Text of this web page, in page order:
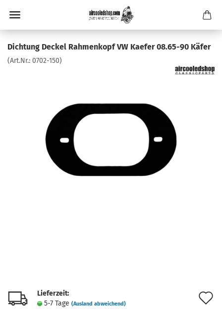
Dichtung Deckel Rahmenkopf VW Kaefer 08.65-90 Käfer
(Art.Nr.: 0702-150)
Lieferzeit:
5-7 Tage (Ausland abweichend)